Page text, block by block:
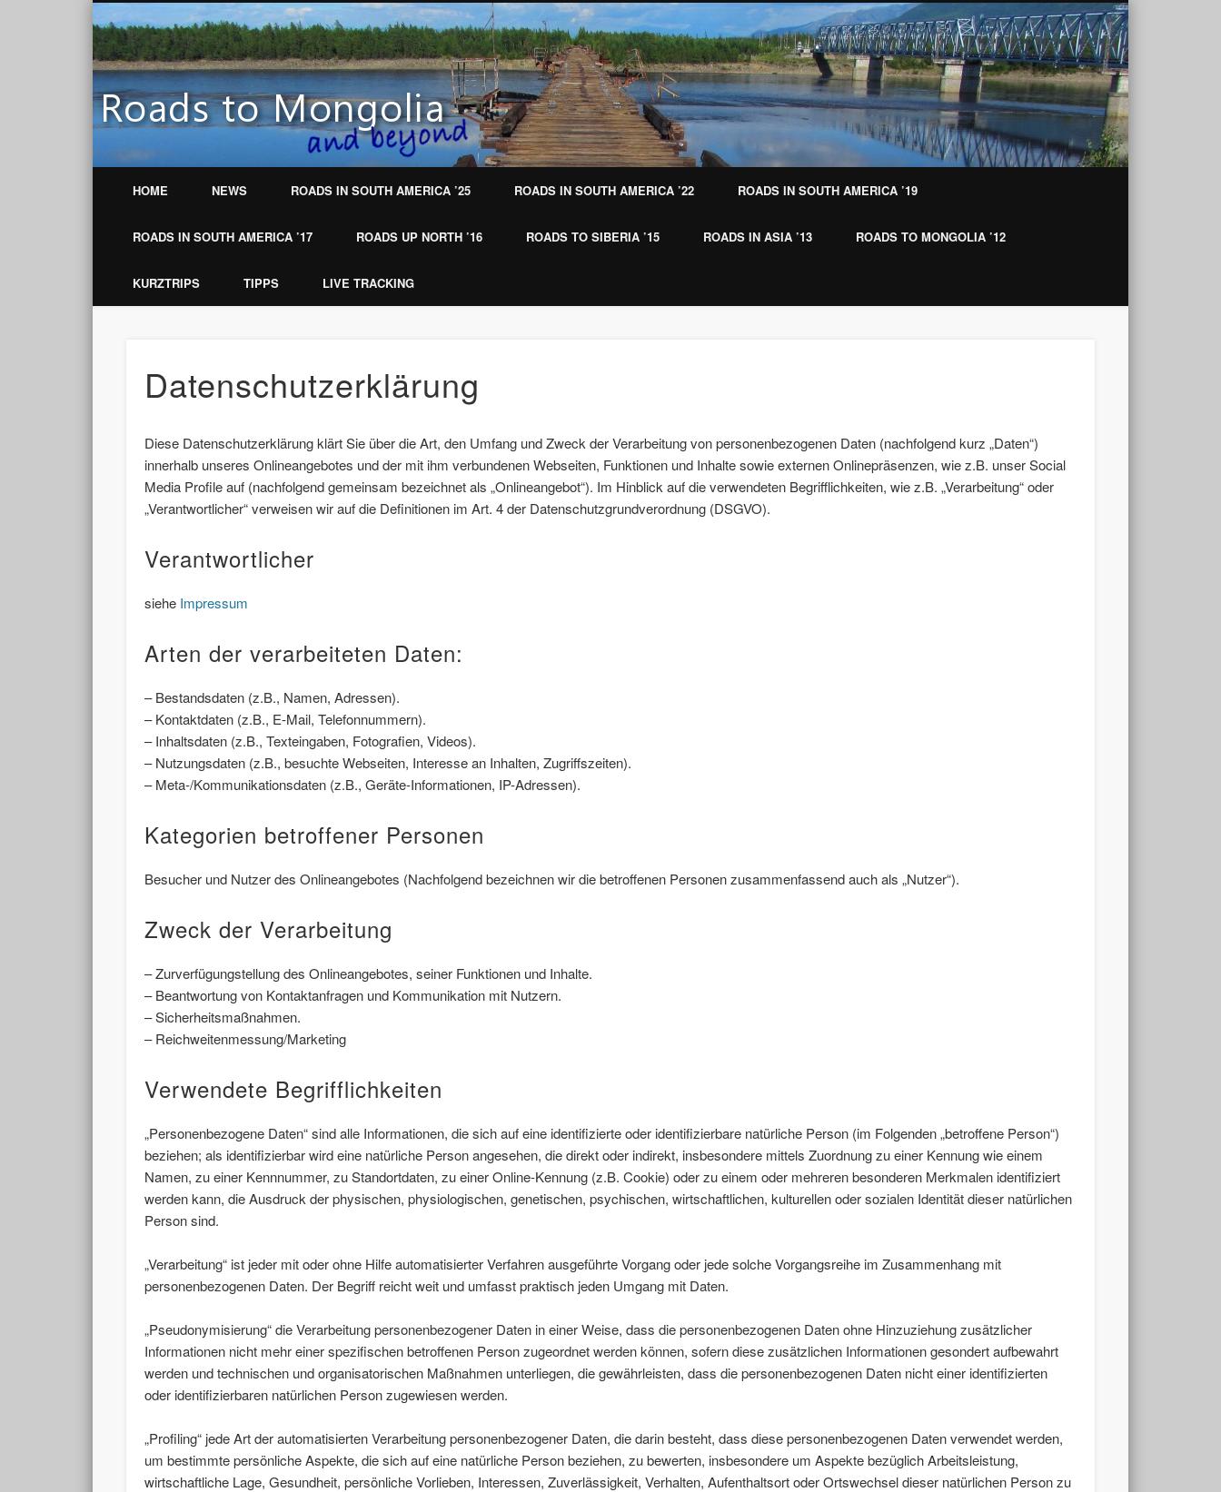
Motobike adventure travelling around the world
HOME NEWS ROADS IN SOUTH AMERICA ’25 ROADS IN SOUTH AMERICA ’22 ROADS IN SOUTH AMERICA ’19
ROADS IN SOUTH AMERICA ’17 ROADS UP NORTH ’16 ROADS TO SIBERIA ’15 ROADS IN ASIA ’13 ROADS TO MONGOLIA ’12
KURZTRIPS TIPPS LIVE TRACKING
Datenschutzerklärung
Diese Datenschutzerklärung klärt Sie über die Art, den Umfang und Zweck der Verarbeitung von personenbezogenen Daten (nachfolgend kurz „Daten“)
innerhalb unseres Onlineangebotes und der mit ihm verbundenen Webseiten, Funktionen und Inhalte sowie externen Onlinepräsenzen, wie z.B. unser Social
Media Profile auf (nachfolgend gemeinsam bezeichnet als „Onlineangebot“). Im Hinblick auf die verwendeten Begrifflichkeiten, wie z.B. „Verarbeitung“ oder
„Verantwortlicher“ verweisen wir auf die Definitionen im Art. 4 der Datenschutzgrundverordnung (DSGVO).
Verantwortlicher
siehe Impressum
Arten der verarbeiteten Daten:
– Bestandsdaten (z.B., Namen, Adressen).
– Kontaktdaten (z.B., E-Mail, Telefonnummern).
– Inhaltsdaten (z.B., Texteingaben, Fotografien, Videos).
– Nutzungsdaten (z.B., besuchte Webseiten, Interesse an Inhalten, Zugriffszeiten).
– Meta-/Kommunikationsdaten (z.B., Geräte-Informationen, IP-Adressen).
Kategorien betroffener Personen
Besucher und Nutzer des Onlineangebotes (Nachfolgend bezeichnen wir die betroffenen Personen zusammenfassend auch als „Nutzer“).
Zweck der Verarbeitung
– Zurverfügungstellung des Onlineangebotes, seiner Funktionen und Inhalte.
– Beantwortung von Kontaktanfragen und Kommunikation mit Nutzern.
– Sicherheitsmaßnahmen.
– Reichweitenmessung/Marketing
Verwendete Begrifflichkeiten
„Personenbezogene Daten“ sind alle Informationen, die sich auf eine identifizierte oder identifizierbare natürliche Person (im Folgenden „betroffene Person“)
beziehen; als identifizierbar wird eine natürliche Person angesehen, die direkt oder indirekt, insbesondere mittels Zuordnung zu einer Kennung wie einem
Namen, zu einer Kennnummer, zu Standortdaten, zu einer Online-Kennung (z.B. Cookie) oder zu einem oder mehreren besonderen Merkmalen identifiziert
werden kann, die Ausdruck der physischen, physiologischen, genetischen, psychischen, wirtschaftlichen, kulturellen oder sozialen Identität dieser natürlichen
Person sind.
„Verarbeitung“ ist jeder mit oder ohne Hilfe automatisierter Verfahren ausgeführte Vorgang oder jede solche Vorgangsreihe im Zusammenhang mit
personenbezogenen Daten. Der Begriff reicht weit und umfasst praktisch jeden Umgang mit Daten.
„Pseudonymisierung“ die Verarbeitung personenbezogener Daten in einer Weise, dass die personenbezogenen Daten ohne Hinzuziehung zusätzlicher
Informationen nicht mehr einer spezifischen betroffenen Person zugeordnet werden können, sofern diese zusätzlichen Informationen gesondert aufbewahrt
werden und technischen und organisatorischen Maßnahmen unterliegen, die gewährleisten, dass die personenbezogenen Daten nicht einer identifizierten
oder identifizierbaren natürlichen Person zugewiesen werden.
„Profiling“ jede Art der automatisierten Verarbeitung personenbezogener Daten, die darin besteht, dass diese personenbezogenen Daten verwendet werden,
um bestimmte persönliche Aspekte, die sich auf eine natürliche Person beziehen, zu bewerten, insbesondere um Aspekte bezüglich Arbeitsleistung,
wirtschaftliche Lage, Gesundheit, persönliche Vorlieben, Interessen, Zuverlässigkeit, Verhalten, Aufenthaltsort oder Ortswechsel dieser natürlichen Person zu